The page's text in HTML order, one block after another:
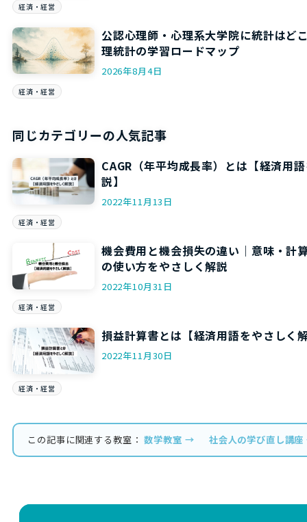
経済・経営
公認心理師・心理系大学院に統計はど
理統計の学習ロードマップ
2026年8月4日
経済・経営
同じカテゴリーの人気記事
CAGR（年平均成長率）とは【経済用
説】
2022年11月13日
経済・経営
機会費用と機会損失の違い｜意味・計
の使い方をやさしく解説
2022年10月31日
経済・経営
損益計算書とは【経済用語をやさしく
2022年11月30日
経済・経営
この記事に関連する教室：数学教室 → 社会人の学び直し講